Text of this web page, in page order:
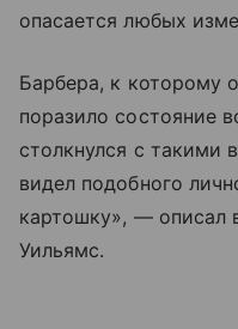
опасается любых
Барбера, к которому
поразило состояние
столкнулся с такими
видел подобного
картошку», — описал
Уильямс.